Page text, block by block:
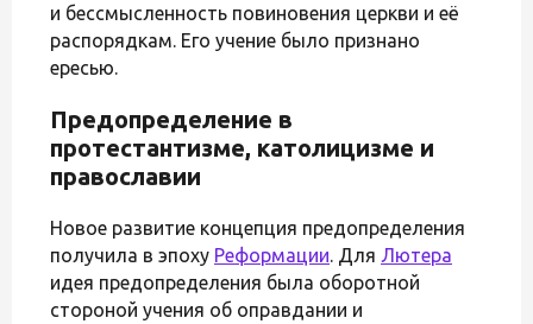
и бессмысленность повиновения церкви и её
распорядкам. Его учение было признано
ересью.
Предопределение в
протестантизме, католицизме и
православии
Новое развитие концепция предопределения
получила в эпоху Реформации. Для Лютера
идея предопределения была оборотной
стороной учения об оправдании и